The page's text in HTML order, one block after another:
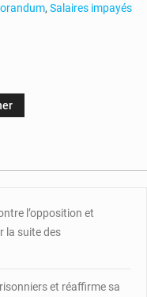
, Salaires impayés
l’opposition et
la suite des
et réaffirme sa